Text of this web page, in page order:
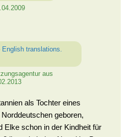
als Tochter eines
geboren,
Elke schon in der Kindheit für
translations.
aus